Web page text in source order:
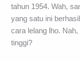
tahun 1954. Wah,
yang satu ini
cara lelang lho.
tinggi?